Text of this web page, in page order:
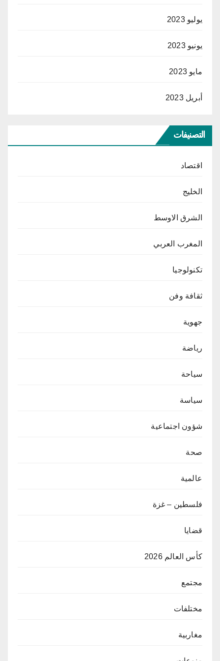
يوليو 2023
يونيو 2023
مايو 2023
أبريل 2023
التصنيفات
اقتصاد
الخليج
الشرق الاوسط
المغرب العربي
تكنولوجيا
ثقافة وفن
جهوية
رياضة
سياحة
سياسة
شؤون اجتماعية
صحة
عالمية
فلسطين – غزة
قضايا
كأس العالم 2026
مجتمع
مختلفات
مغاربية